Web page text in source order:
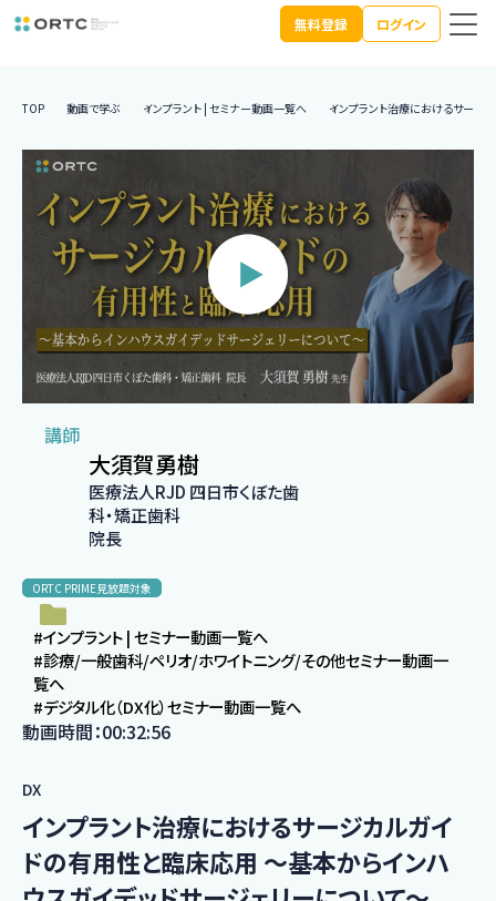
無料登録 ログイン
TOP 動画で学ぶ インプラント | セミナー動画一覧へ インプラント治療におけるサージ
DX
インプラント治療におけるサージカルガイ
ドの有用性と臨床応用 〜基本からインハ
講師
大須賀勇樹
医療法人RJD 四日市くぼた歯
科・矯正歯科
院長
ORTC PRIME見放題対象
#インプラント | セミナー動画一覧へ
#診療/一般歯科/ペリオ/ホワイトニング/その他セミナー動画一
覧へ
#デジタル化（DX化）セミナー動画一覧へ
動画時間：00:32:56